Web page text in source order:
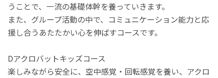
うことで、一流の基礎体幹を養っていきます。
また、グループ活動の中で、コミュニケーション能力と応
援し合うあたたかい心を伸ばすコースです。
Dアクロバットキッズコース
楽しみながら安全に、空中感覚・回転感覚を養い、アクロ